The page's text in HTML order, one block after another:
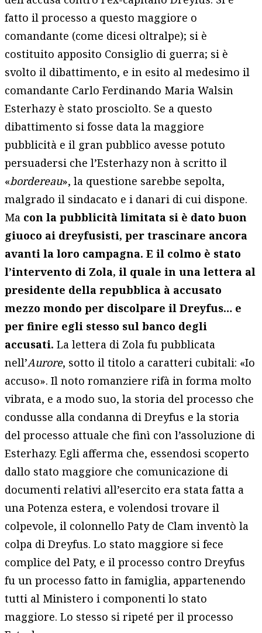
fatto il processo a questo maggiore o
comandante (come dicesi oltralpe); si è
costituito apposito Consiglio di guerra; si è
svolto il dibattimento, e in esito al medesimo il
comandante Carlo Ferdinando Maria Walsin
Esterhazy è stato prosciolto. Se a questo
dibattimento si fosse data la maggiore
pubblicità e il gran pubblico avesse potuto
persuadersi che l’Esterhazy non à scritto il
«bordereau», la questione sarebbe sepolta,
malgrado il sindacato e i danari di cui dispone.
Ma con la pubblicità limitata si è dato buon
giuoco ai dreyfusisti, per trascinare ancora
avanti la loro campagna. E il colmo è stato
l’intervento di Zola, il quale in una lettera al
presidente della repubblica à accusato
mezzo mondo per discolpare il Dreyfus… e
per finire egli stesso sul banco degli
accusati. La lettera di Zola fu pubblicata
nell’Aurore, sotto il titolo a caratteri cubitali: «Io
accuso». Il noto romanziere rifà in forma molto
vibrata, e a modo suo, la storia del processo che
condusse alla condanna di Dreyfus e la storia
del processo attuale che finì con l’assoluzione di
Esterhazy. Egli afferma che, essendosi scoperto
dallo stato maggiore che comunicazione di
documenti relativi all’esercito era stata fatta a
una Potenza estera, e volendosi trovare il
colpevole, il colonnello Paty de Clam inventò la
colpa di Dreyfus. Lo stato maggiore si fece
complice del Paty, e il processo contro Dreyfus
fu un processo fatto in famiglia, appartenendo
tutti al Ministero i componenti lo stato
maggiore. Lo stesso si ripeté per il processo